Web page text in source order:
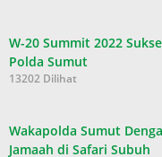
W-20 Summit 2022
Polda Sumut
13202 Dilihat
Wakapolda Sumut
Jamaah di Safari Subuh